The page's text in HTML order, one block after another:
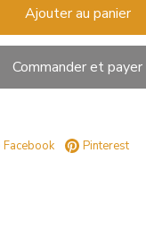
Ajouter au panier
Commander et payer
Facebook Pinterest